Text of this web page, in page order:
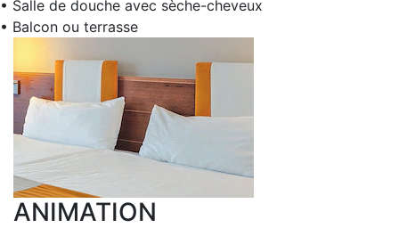
• Salle de douche avec sèche-cheveux
• Balcon ou terrasse
ANIMATION